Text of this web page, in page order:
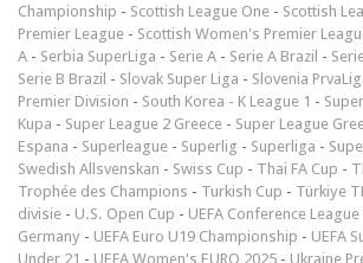
Championship - Scottish League One - Scottish
Premier League - Scottish Women's Premier
A - Serbia SuperLiga - Serie A - Serie A Brazil -
Serie B Brazil - Slovak Super Liga - Slovenia
Premier Division - South Korea - K League 1 -
Kupa - Super League 2 Greece - Super League
Espana - Superleague - Superlig - Superliga -
Swedish Allsvenskan - Swiss Cup - Thai FA Cup -
Trophée des Champions - Turkish Cup - Türkiye
divisie - U.S. Open Cup - UEFA Conference League
Germany - UEFA Euro U19 Championship - UEFA
Under 21 - UEFA Women's EURO 2025 - Ukraine